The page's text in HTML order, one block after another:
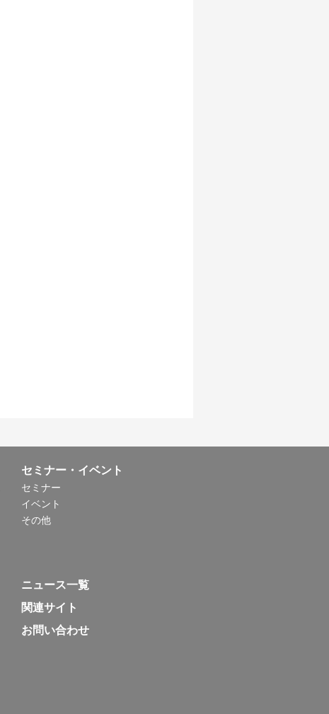
セミナー・イベント
セミナー
イベント
その他
ニュース一覧
関連サイト
お問い合わせ